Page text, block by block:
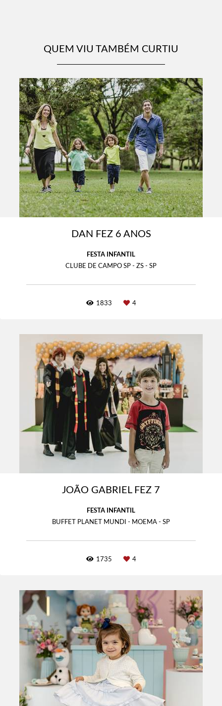
QUEM VIU TAMBÉM CURTIU
DAN FEZ 6 ANOS
FESTA INFANTIL
CLUBE DE CAMPO SP - ZS - SP
1833 4
JOÃO GABRIEL FEZ 7
FESTA INFANTIL
BUFFET PLANET MUNDI - MOEMA - SP
1735 4